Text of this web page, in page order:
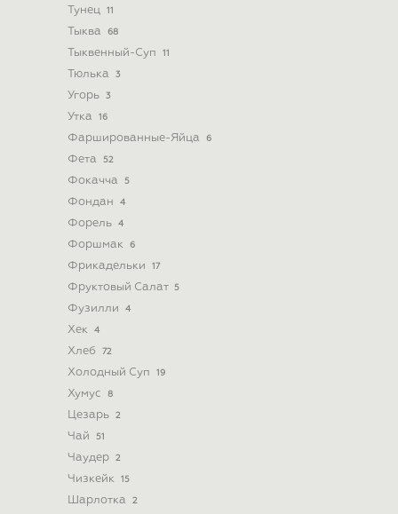
Тунец 11
Тыква 68
Тыквенный-Суп 11
Тюлька 3
Угорь 3
Утка 16
Фаршированные-Яйца 6
Фета 52
Фокачча 5
Фондан 4
Форель 4
Форшмак 6
Фрикадельки 17
Фруктовый Салат 5
Фузилли 4
Хек 4
Хлеб 72
Холодный Суп 19
Хумус 8
Цезарь 2
Чай 51
Чаудер 2
Чизкейк 15
Шарлотка 2